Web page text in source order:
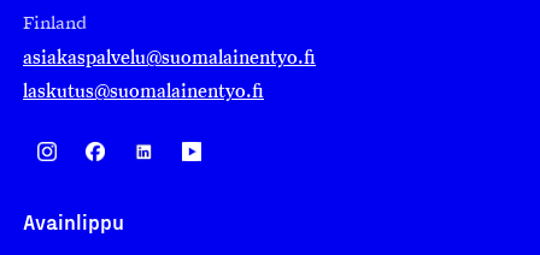
Finland
asiakaspalvelu@suomalainentyo.fi
laskutus@suomalainentyo.fi
Avainlippu